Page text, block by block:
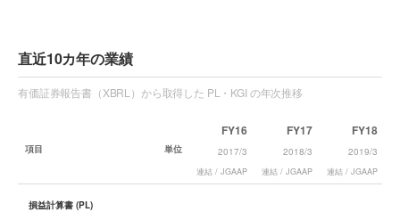
直近10カ年の業績
有価証券報告書（XBRL）から取得した PL・KGI の年次推移
項目 単位
FY16
2017/3
連結 / JGAAP
FY17
2018/3
連結 / JGAAP
FY18
2019/3
連結 / JGAAP
損益計算書 (PL)